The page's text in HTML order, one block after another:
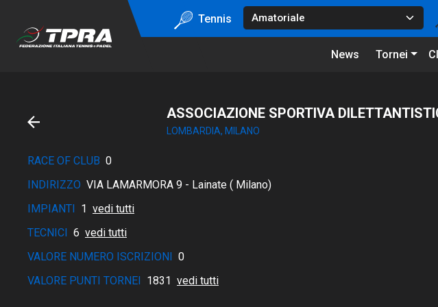
Tennis
News Tornei
ASSOCIAZIONE SPORTIVA
LOMBARDIA, MILANO
RACE OF CLUB 0
INDIRIZZO VIA LAMARMORA 9 - Lainate ( Milano)
IMPIANTI 1 vedi tutti
TECNICI 6 vedi tutti
VALORE NUMERO ISCRIZIONI 0
VALORE PUNTI TORNEI 1831 vedi tutti